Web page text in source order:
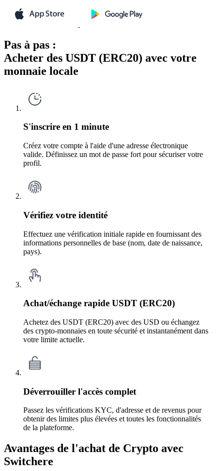
Pas à pas :
Acheter des USDT (ERC20) avec votre
monnaie locale
S'inscrire en 1 minute
Créez votre compte à l'aide d'une adresse électronique
valide. Définissez un mot de passe fort pour sécuriser votre
profil.
Vérifiez votre identité
Effectuez une vérification initiale rapide en fournissant des
informations personnelles de base (nom, date de naissance,
pays).
Achat/échange rapide USDT (ERC20)
Achetez des USDT (ERC20) avec des USD ou échangez
des crypto-monnaies en toute sécurité et instantanément dans
votre limite actuelle.
Déverrouiller l'accès complet
Passez les vérifications KYC, d'adresse et de revenus pour
obtenir des limites plus élevées et toutes les fonctionnalités
de la plateforme.
Avantages de l'achat de Crypto avec
Switchere